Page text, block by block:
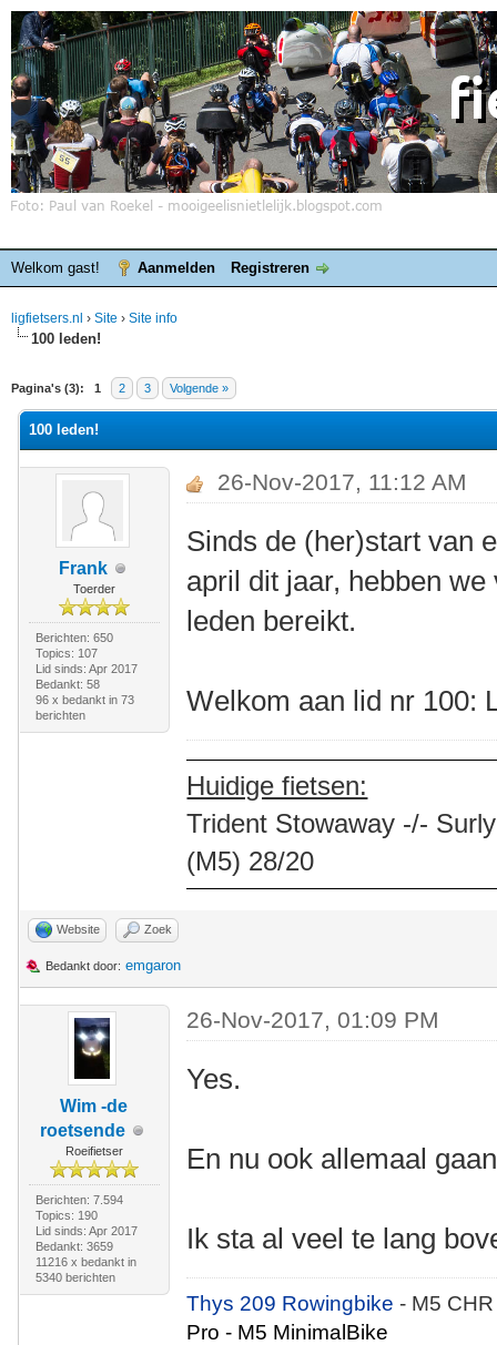
Welkom gast! Aanmelden Registreren
ligfietsers.nl › Site › Site info
100 leden!
Pagina's (3): 1 2 3 Volgende »
waardering is 0
100 leden!
Frank
Toerder
Berichten: 650
Topics: 107
Lid sinds: Apr 2017
Bedankt: 58
96 x bedankt in 73
berichten
26-Nov-2017, 11:12 AM
Sinds de (her)start van
april dit jaar, hebben
leden bereikt.
Welkom aan lid nr 100:
Huidige fietsen:
Trident Stowaway -/-
(M5) 28/20
Website Zoek
Bedankt door: emgaron
Wim -de
roetsende
Roeifietser
Berichten: 7.594
Topics: 190
Lid sinds: Apr 2017
Bedankt: 3659
11216 x bedankt in
5340 berichten
26-Nov-2017, 01:09 PM
Yes.
En nu ook allemaal
Ik sta al veel te lang
Thys 209 Rowingbike- M5
Pro - M5 MinimalBike